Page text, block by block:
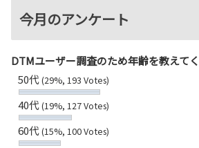
今月のアンケート
DTMユーザー調査のため年齢を教えて
50代(29%, 193 Votes)
40代(19%, 127 Votes)
60代(15%, 100 Votes)